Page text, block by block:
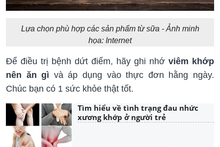
Lựa chọn phù hợp các sản phẩm từ sữa - Ảnh minh
họa: Internet
Để điều trị bệnh dứt điểm, hãy ghi nhớ viêm khớp
nên ăn gì và áp dụng vào thực đơn hằng ngày.
Chúc bạn có 1 sức khỏe thật tốt.
Tìm hiểu về tình trạng đau nhức
xương khớp ở người trẻ